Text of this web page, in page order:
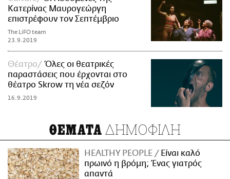
Κατερίνας Μαυρογεώργη
επιστρέφουν τον Σεπτέμβριο
The LiFO team
23.9.2019
Θέατρο
Όλες οι θεατρικές
παραστάσεις που έρχονται στο
θέατρο Skrow τη νέα σεζόν
16.9.2019
ΘΕΜΑΤΑ ΔΗΜΟΦΙΛΗ
HEALTHY PEOPLE
Είναι καλό
πρωινό η βρόμη; Ένας γιατρός
απαντά